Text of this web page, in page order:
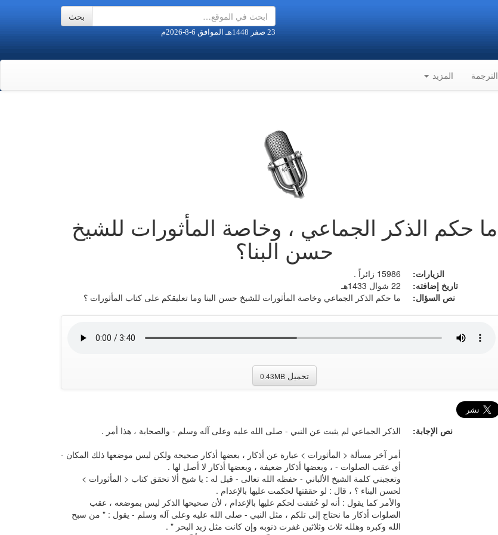
23 صفر 1448هـ الموافق 6-8-2026م
الترجمة المزيد
ما حكم الذكر الجماعي ، وخاصة المأثورات للشيخ
حسن البنا؟
الزيارات:
15986 زائراً .
تاريخ إضافته:
22 شوال 1433هـ
نص السؤال:
ما حكم الذكر الجماعي وخاصة المأثورات للشيخ حسن البنا وما تعليقكم على كتاب المأثورات ؟
تحميل 0.43MB
نص الإجابة:
الذكر الجماعي لم يثبت عن النبي - صلى الله عليه وعلى آله وسلم - والصحابة ، هذا أمر .
أمر آخر مسألة < المأثورات > عبارة عن أذكار ، بعضها أذكار صحيحة ولكن ليس موضعها ذلك المكان -
أي عقب الصلوات - ، وبعضها أذكار ضعيفة ، وبعضها أذكار لا أصل لها .
وتعجبني كلمة الشيخ الألباني - حفظه الله تعالى - قيل له : يا شيخ ألا تحقق كتاب < المأثورات >
لحسن البناء ؟ ، قال : لو حققتها لحكمت عليها بالإعدام .
والأمر كما يقول : أنه لو حُققت لحكم عليها بالإعدام ، لأن صحيحها الذكر ليس بموضعه ، عقب
الصلوات أذكار ما نحتاج إلى تلكم ، مثل النبي - صلى الله عليه وعلى آله وسلم - يقول : " من سبح
الله وكبره وهلله ثلاث وثلاثين غفرت ذنوبه وإن كانت مثل زبد البحر " .